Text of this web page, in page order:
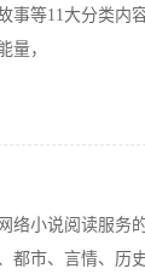
事等11大分类内
量，
络小说阅读服务
都市、言情、历